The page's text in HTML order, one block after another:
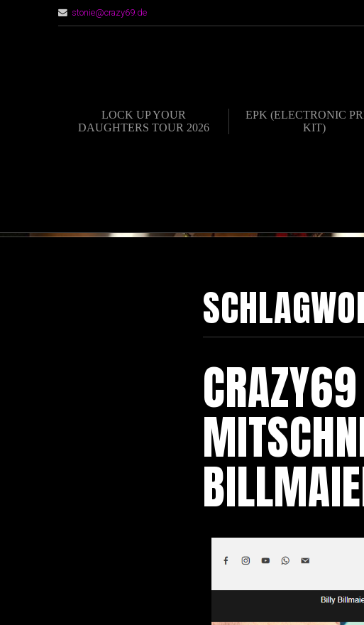
stonie@crazy69.de
LOCK UP YOUR
DAUGHTERS TOUR 2026
EPK (ELECTRONIC
KIT)